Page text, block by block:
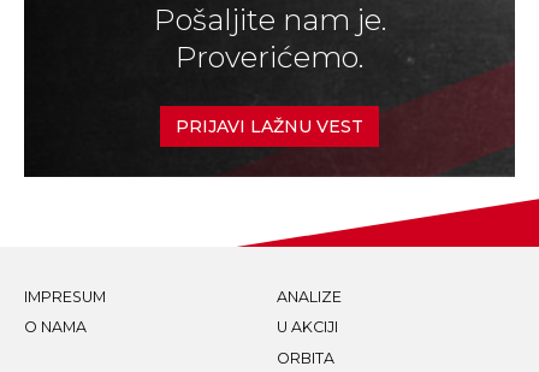
Pošaljite nam je.
Proverićemo.
PRIJAVI LAŽNU VEST
IMPRESUM
O NAMA
ANALIZE
U AKCIJI
ORBITA